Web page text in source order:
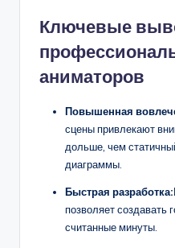
Ключевые
аниматоров
Повышенная
сцены привлекают
дольше, чем
диаграммы.
Быстрая разработка:
позволяет создавать
считанные минуты.